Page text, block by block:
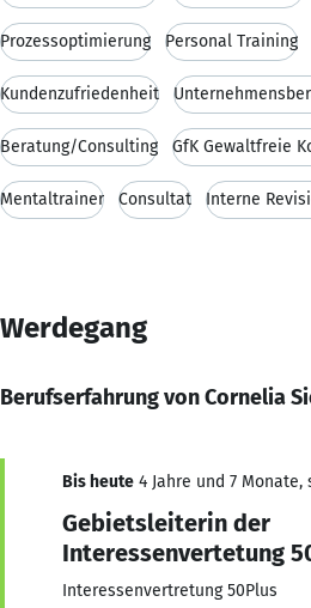
Prozessoptimierung Personal Training
Kundenzufriedenheit
Beratung/Consulting GfK Gewaltfreie
Mentaltrainer Consultat Interne
Werdegang
Berufserfahrung von Cornelia
Bis heute 4 Jahre und 7 Monate,
Gebietsleiterin der
Interessenvertetung
Interessenvertretung 50Plus